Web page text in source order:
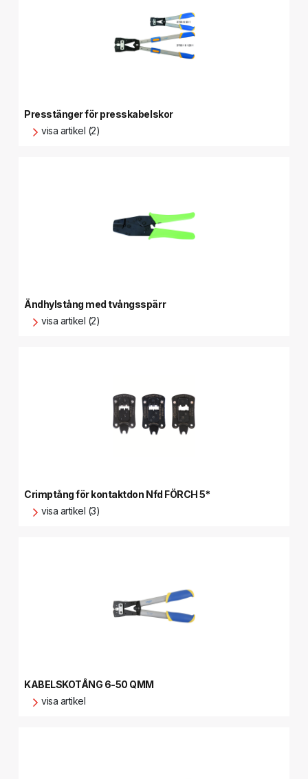
Presstänger för presskabelskor
visa artikel (2)
Ändhylstång med tvångsspärr
visa artikel (2)
Crimptång för kontaktdon Nfd FÖRCH 5*
visa artikel (3)
KABELSKOTÅNG 6-50 QMM
visa artikel